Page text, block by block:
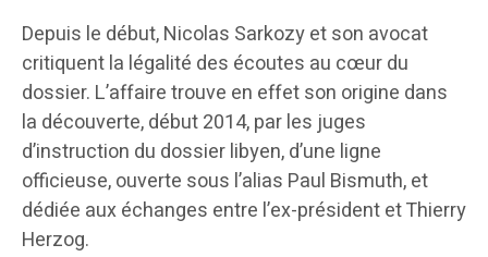
Depuis le début, Nicolas Sarkozy et son avocat
critiquent la légalité des écoutes au cœur du
dossier. L’affaire trouve en effet son origine dans
la découverte, début 2014, par les juges
d’instruction du dossier libyen, d’une ligne
officieuse, ouverte sous l’alias Paul Bismuth, et
dédiée aux échanges entre l’ex-président et Thierry
Herzog.